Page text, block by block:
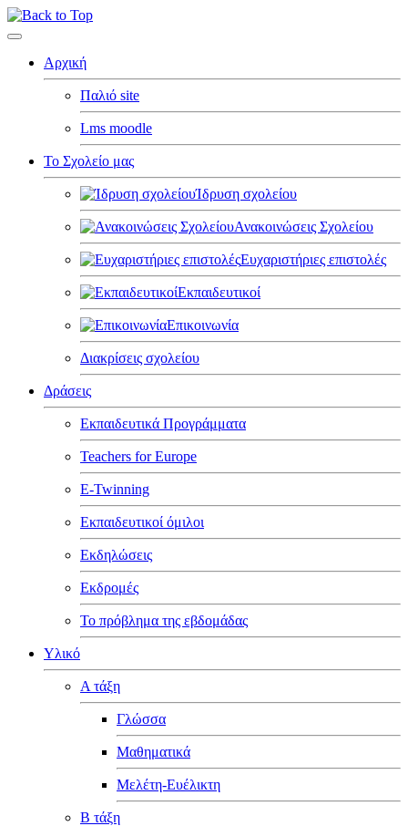
Αρχική
Παλιό site
Lms moodle
Το Σχολείο μας
Ίδρυση σχολείου
Ανακοινώσεις Σχολείου
Ευχαριστήριες επιστολές
Εκπαιδευτικοί
Επικοινωνία
Διακρίσεις σχολείου
Δράσεις
Εκπαιδευτικά Προγράμματα
Teachers for Europe
E-Twinning
Εκπαιδευτικοί όμιλοι
Εκδηλώσεις
Εκδρομές
Το πρόβλημα της εβδομάδας
Υλικό
Α τάξη
Γλώσσα
Μαθηματικά
Μελέτη-Ευέλικτη
Β τάξη